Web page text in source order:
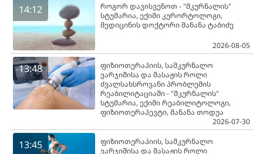
14:12
როგორ დავისვენოთ - "მკურნალის"
სტუმარია, ექიმი კურორტოლოგი,
მედიცინის დოქტორი მანანა ტაბიძე
2026-08-05
13:48
ფიზიოთერაპიის, სამკურნალო
ვარჯიშისა და მასაჟის როლი
ძვალსახსროვანი პრობლემის
რეაბილიტაციაში - "მკურნალის"
სტუმარია, ექიმი რეაბილიტოლოგი,
ფიზიოთერაპევტი, მანანა თოდუა
2026-07-30
13:45
ფიზიოთერაპიის, სამკურნალო
ვარჯიშისა და მასაჟის როლი